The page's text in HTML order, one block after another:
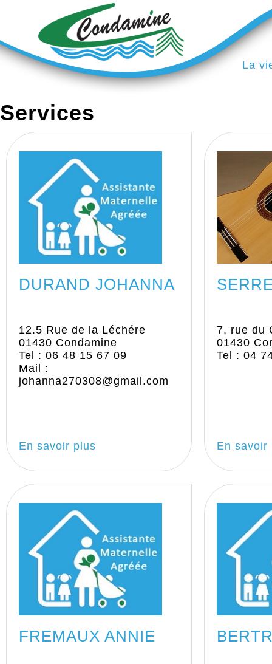
La
Services
DURAND JOHANNA
12.5 Rue de la Léchére
01430 Condamine
Tel : 06 48 15 67 09
Mail :
johanna270308@gmail.com
En savoir plus
7, rue du
01430
Tel : 04
En savoir
FREMAUX ANNIE